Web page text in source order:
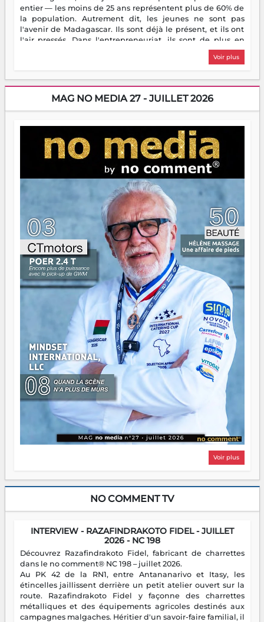
entier — les moins de 25 ans représentent plus de 60% de
la population. Autrement dit, les jeunes ne sont pas
l'avenir de Madagascar. Ils sont déjà le présent, et ils ont
l'air pressés. Dans l'entrepreneuriat, ils sont de plus en
plus nombreux à se lancer, à créer, à risquer — souvent
sans filet, souvent sans aide, mais toujours avec cette
dorment vraiment la nuit. En culture, les nouvelles sont
encore meilleures. Aina Rasamoelina vient de décrocher le
Prix RFI Instrumental Afrique. Miangaly Elia rafle le Prix
jeunes qui tiennent la torche. Alors oui, on pourrait
s'arrêter là, applaudir et rentrer chez soi satisfait. Mais ce
serait passer à côté d'une chose essentielle. La fougue, ça
brûle fort — et parfois, ça brûle vite. Une flamme sans
direction peut éclairer autant qu'elle peut consumer. C'est
là que les aînés entrent en scène — pas pour reprendre le
gouvernail, mais pour montrer où sont les récifs. Les jeunes
ont la force, les vieux ont l'expérience, comme on dit. Ce
n'est pas un combat de générations — c'est une question
d'équipage. Partagez vos réussites, mais aussi vos échecs.
Surtout vos échecs, d'ailleurs — ils enseignent mieux que
n'importe quel manuel. À Madagascar, la barque avance.
Il faut juste s'assurer que tout le monde rame dans le
même sens.
Voir plus
MAG NO MEDIA 27 - JUILLET 2026
Voir plus
NO COMMENT TV
INTERVIEW - RAZAFINDRAKOTO FIDEL - JUILLET
2026 - NC 198
Découvrez Razafindrakoto Fidel, fabricant de charrettes
dans le no comment® NC 198 – juillet 2026.
Au PK 42 de la RN1, entre Antananarivo et Itasy, les
étincelles jaillissent derrière un petit atelier ouvert sur la
route. Razafindrakoto Fidel y façonne des charrettes
métalliques et des équipements agricoles destinés aux
campagnes malgaches. Héritier d'un savoir-faire familial, il